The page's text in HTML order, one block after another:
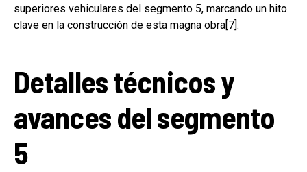
superiores vehiculares del segmento 5, marcando un hito
clave en la construcción de esta magna obra[7].
Detalles técnicos y
avances del segmento
5